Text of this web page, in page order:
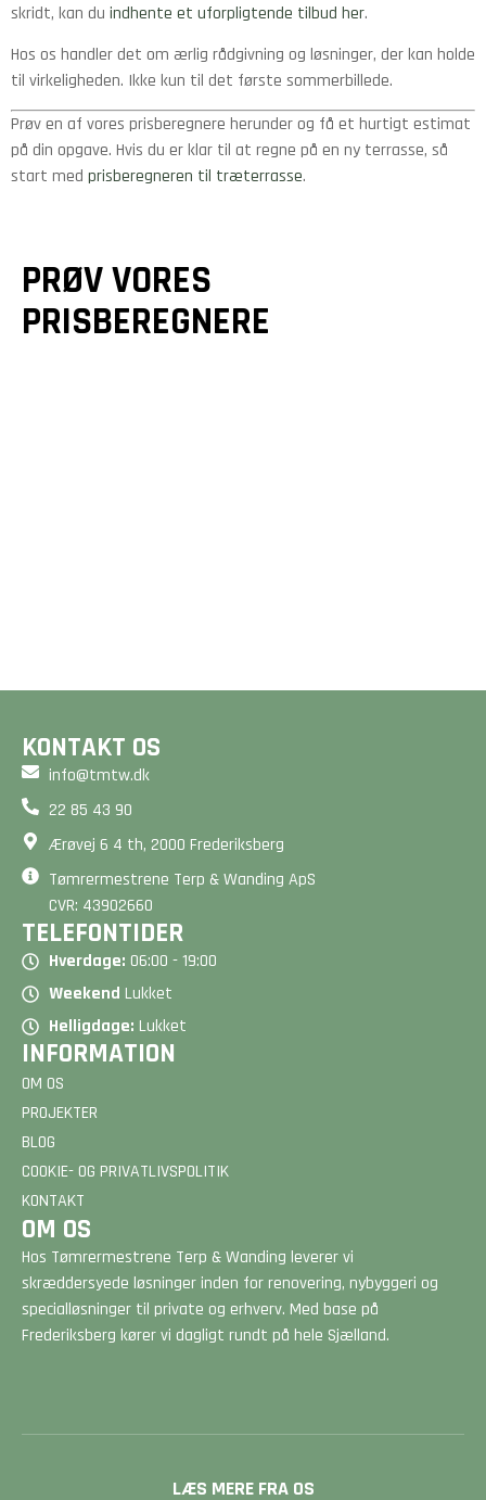
skridt, kan du indhente et uforpligtende tilbud her.
Hos os handler det om ærlig rådgivning og løsninger, der kan holde
til virkeligheden. Ikke kun til det første sommerbillede.
Prøv en af vores prisberegnere herunder og få et hurtigt estimat
på din opgave. Hvis du er klar til at regne på en ny terrasse, så
start med prisberegneren til træterrasse.
PRØV VORES
PRISBEREGNERE
BEREGN PRIS BEREGN PRIS
KONTAKT OS
info@tmtw.dk
22 85 43 90
Ærøvej 6 4 th, 2000 Frederiksberg
Tømrermestrene Terp & Wanding ApS
CVR: 43902660
TELEFONTIDER
Hverdage: 06:00 - 19:00
Weekend Lukket
Helligdage: Lukket
INFORMATION
OM OS
PROJEKTER
BLOG
COOKIE- OG PRIVATLIVSPOLITIK
KONTAKT
OM OS
Hos Tømrermestrene Terp & Wanding leverer vi
skræddersyede løsninger inden for renovering, nybyggeri og
specialløsninger til private og erhverv. Med base på
Frederiksberg kører vi dagligt rundt på hele Sjælland.
LÆS MERE FRA OS